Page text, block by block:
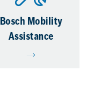
Bosch Mobility
Assistance